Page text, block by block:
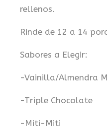
rellenos.
Rinde de 12 a 14
Sabores a Elegir:
-Vainilla/Almendra
-Triple Chocolate
-Miti-Miti